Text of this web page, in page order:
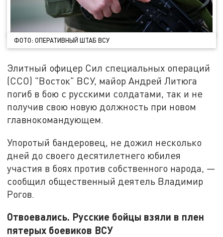
ФОТО: ОПЕРАТИВНЫЙ ШТАБ ВСУ
Элитный офицер Сил специальных операций
(ССО) "Восток" ВСУ, майор Андрей Литюга
погиб в бою с русскими солдатами, так и не
получив свою новую должность при новом
главнокомандующем.
Упоротый бандеровец, не дожил несколько
дней до своего десятилетнего юбилея
участия в боях против собственного народа, —
сообщил общественный деятель Владимир
Рогов.
Отвоевались. Русские бойцы взяли в плен
пятерых боевиков ВСУ